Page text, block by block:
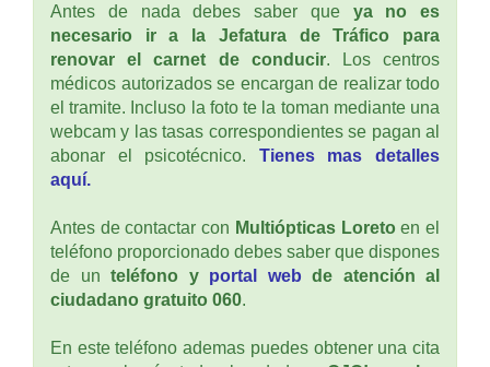
Antes de nada debes saber que ya no es
necesario ir a la Jefatura de Tráfico para
renovar el carnet de conducir. Los centros
médicos autorizados se encargan de realizar todo
el tramite. Incluso la foto te la toman mediante una
webcam y las tasas correspondientes se pagan al
abonar el psicotécnico. Tienes mas detalles
aquí.
Antes de contactar con Multiópticas Loreto en el
teléfono proporcionado debes saber que dispones
de un teléfono y portal web de atención al
ciudadano gratuito 060.
En este teléfono ademas puedes obtener una cita